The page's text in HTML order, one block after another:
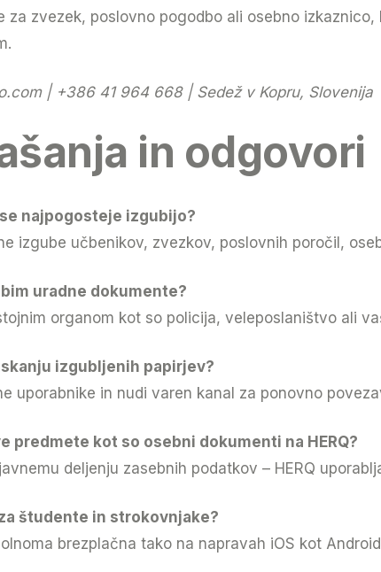
za zvezek, poslovno pogodbo ali osebno
| +386 41 964 668 | Sedež v Kopru, Slovenija
in odgovori
najpogosteje izgubijo?
izgube učbenikov, zvezkov, poslovnih poročil,
uradne dokumente?
organom kot so policija, veleposlaništvo ali
izgubljenih papirjev?
uporabnike in nudi varen kanal za ponovno
predmete kot so osebni dokumenti na HERQ?
deljenju zasebnih podatkov – HERQ
študente in strokovnjake?
brezplačna tako na napravah iOS kot